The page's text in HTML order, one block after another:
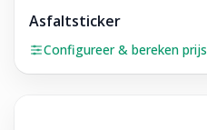
Asfaltsticker
Configureer & bereken prijs